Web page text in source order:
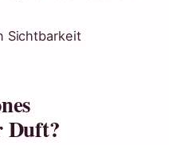
Sichtbarkeit
Duft?